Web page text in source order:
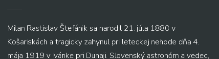
Milan Rastislav Štefánik sa narodil 21. júla 1880 v
Košariskách a tragicky zahynul pri leteckej nehode dňa 4.
mája 1919 v Ivánke pri Dunaji. Slovenský astronóm a vedec,